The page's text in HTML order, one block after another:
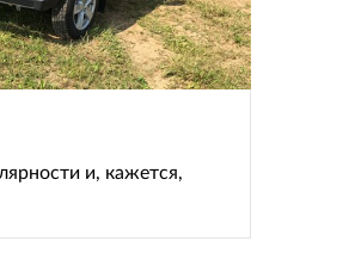
и, кажется,